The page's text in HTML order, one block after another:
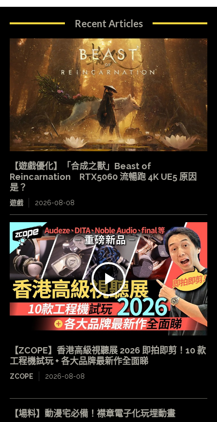
Recent Articles
【遊戲優化】「合成之獸」Beast of
Reincarnation RTX5060 流暢跑 4K UE5 原因
是？
遊戲 2026-08-08
【ZCOPE】香港高級視聽展 2026 即拍即剪！10 款
工程機試玩 + 各大品牌最新作全面睇
ZCOPE 2026-08-08
【場料】動漫宅必備！襟章電子化玩埋動畫